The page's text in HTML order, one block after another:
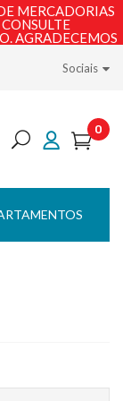
MERCADORIAS
AGRADECEMOS
Sociais
0